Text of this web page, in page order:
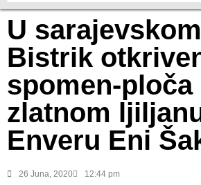
U
Bistrik
spomen-ploča
zlatnom
Enveru Eni
26 Juna, 2020 12:44 pm